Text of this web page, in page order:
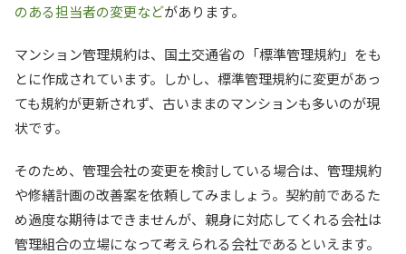
のある担当者の変更などがあります。
マンション管理規約は、国土交通省の「標準管理規約」をも
とに作成されています。しかし、標準管理規約に変更があっ
ても規約が更新されず、古いままのマンションも多いのが現
状です。
そのため、管理会社の変更を検討している場合は、管理規約
や修繕計画の改善案を依頼してみましょう。契約前であるた
め過度な期待はできませんが、親身に対応してくれる会社は
管理組合の立場になって考えられる会社であるといえます。